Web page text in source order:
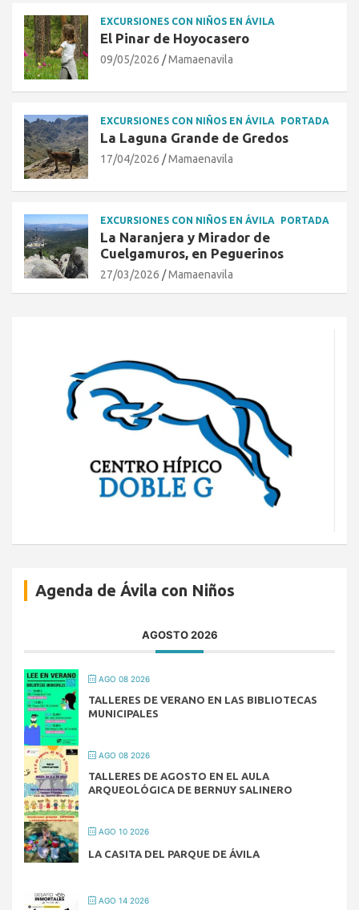
EXCURSIONES CON NIÑOS EN ÁVILA
El Pinar de Hoyocasero
09/05/2026 Mamaenavila
EXCURSIONES CON NIÑOS EN ÁVILA PORTADA
La Laguna Grande de Gredos
17/04/2026 Mamaenavila
EXCURSIONES CON NIÑOS EN ÁVILA PORTADA
La Naranjera y Mirador de
Cuelgamuros, en Peguerinos
27/03/2026 Mamaenavila
Agenda de Ávila con Niños
AGOSTO 2026
AGO 08 2026
TALLERES DE VERANO EN LAS BIBLIOTECAS
MUNICIPALES
AGO 08 2026
TALLERES DE AGOSTO EN EL AULA
ARQUEOLÓGICA DE BERNUY SALINERO
AGO 10 2026
LA CASITA DEL PARQUE DE ÁVILA
AGO 14 2026